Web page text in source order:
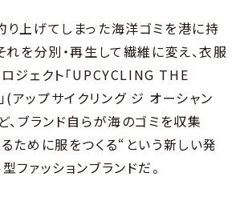
上げてしまった海洋ゴミを港に持
れを分別・再生して繊維に変え、衣服
ジェクト「UPCYCLING THE
アップサイクリング ジ オーシャン
、ブランド自らが海のゴミを収集
ために服をつくる“という新しい発
ファッションブランドだ。